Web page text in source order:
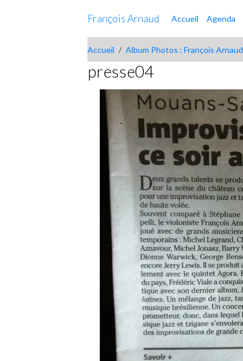
François Arnaud Accueil Agenda
Accueil Album Photos : François Arnaud
presse04